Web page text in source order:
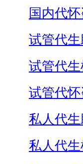
国内代
试管代
试管代生
试管代怀
私人代
私人代生